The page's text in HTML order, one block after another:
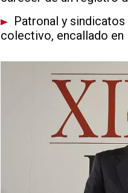
Patronal y
colectivo, encallado en